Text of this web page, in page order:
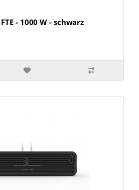
- 1000 W - schwarz